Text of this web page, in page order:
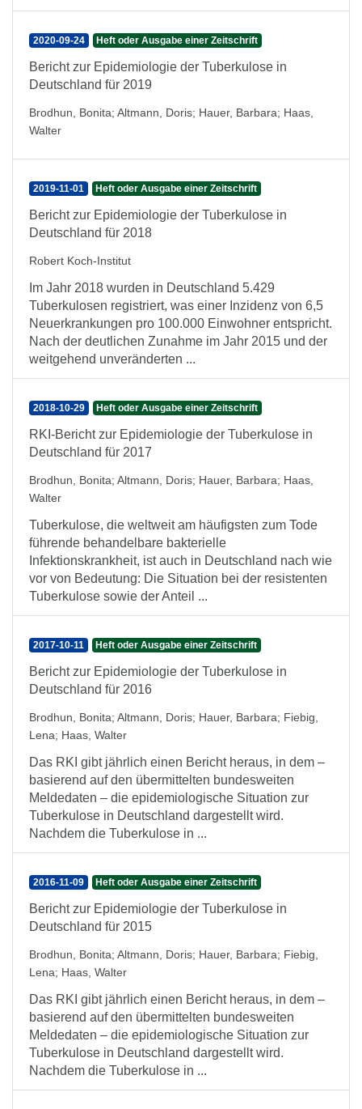
2020-09-24 Heft oder Ausgabe einer Zeitschrift
Bericht zur Epidemiologie der Tuberkulose in
Deutschland für 2019
Brodhun, Bonita; Altmann, Doris; Hauer, Barbara; Haas,
Walter
2019-11-01 Heft oder Ausgabe einer Zeitschrift
Bericht zur Epidemiologie der Tuberkulose in
Deutschland für 2018
Robert Koch-Institut
Im Jahr 2018 wurden in Deutschland 5.429
Tuberkulosen registriert, was einer Inzidenz von 6,5
Neuerkrankungen pro 100.000 Einwohner entspricht.
Nach der deutlichen Zunahme im Jahr 2015 und der
weitgehend unveränderten ...
2018-10-29 Heft oder Ausgabe einer Zeitschrift
RKI-Bericht zur Epidemiologie der Tuberkulose in
Deutschland für 2017
Brodhun, Bonita; Altmann, Doris; Hauer, Barbara; Haas,
Walter
Tuberkulose, die weltweit am häufigsten zum Tode
führende behandelbare bakterielle
Infektionskrankheit, ist auch in Deutschland nach wie
vor von Bedeutung: Die Situation bei der resistenten
Tuberkulose sowie der Anteil ...
2017-10-11 Heft oder Ausgabe einer Zeitschrift
Bericht zur Epidemiologie der Tuberkulose in
Deutschland für 2016
Brodhun, Bonita; Altmann, Doris; Hauer, Barbara; Fiebig,
Lena; Haas, Walter
Das RKI gibt jährlich einen Bericht heraus, in dem –
basierend auf den übermittelten bundesweiten
Meldedaten – die epidemiologische Situation zur
Tuberkulose in Deutschland dargestellt wird.
Nachdem die Tuberkulose in ...
2016-11-09 Heft oder Ausgabe einer Zeitschrift
Bericht zur Epidemiologie der Tuberkulose in
Deutschland für 2015
Brodhun, Bonita; Altmann, Doris; Hauer, Barbara; Fiebig,
Lena; Haas, Walter
Das RKI gibt jährlich einen Bericht heraus, in dem –
basierend auf den übermittelten bundesweiten
Meldedaten – die epidemiologische Situation zur
Tuberkulose in Deutschland dargestellt wird.
Nachdem die Tuberkulose in ...